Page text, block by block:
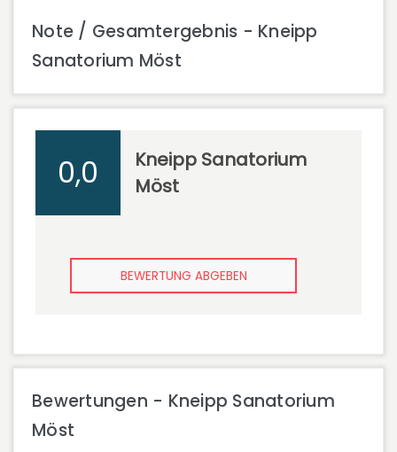
Note / Gesamtergebnis - Kneipp
Sanatorium Möst
0,0
Kneipp Sanatorium
Möst
BEWERTUNG ABGEBEN
Bewertungen - Kneipp Sanatorium
Möst